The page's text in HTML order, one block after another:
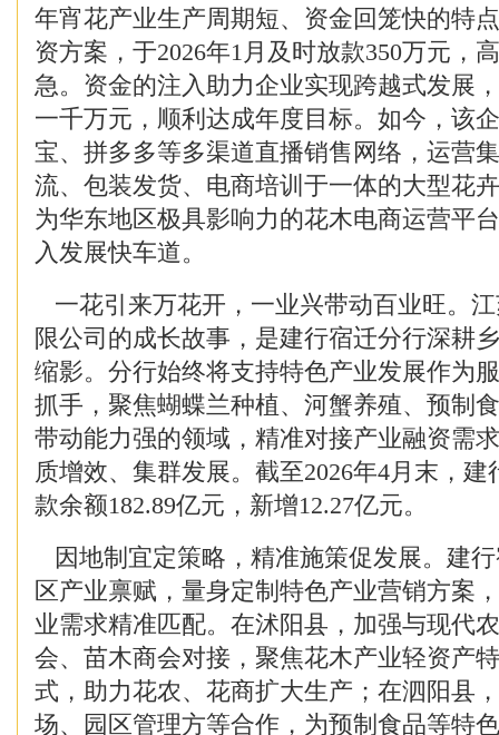
年宵花产业生产周期短、资金回笼快的特
资方案，于2026年1月及时放款350万元，
急。资金的注入助力企业实现跨越式发展
一千万元，顺利达成年度目标。如今，该
宝、拼多多等多渠道直播销售网络，运营
流、包装发货、电商培训于一体的大型花
为华东地区极具影响力的花木电商运营平
入发展快车道。
一花引来万花开，一业兴带动百业旺。
限公司的成长故事，是建行宿迁分行深耕
缩影。分行始终将支持特色产业发展作为
抓手，聚焦蝴蝶兰种植、河蟹养殖、预制
带动能力强的领域，精准对接产业融资需
质增效、集群发展。截至2026年4月末，
款余额182.89亿元，新增12.27亿元。
因地制宜定策略，精准施策促发展。建
区产业禀赋，量身定制特色产业营销方案
业需求精准匹配。在沭阳县，加强与现代
会、苗木商会对接，聚焦花木产业轻资产
式，助力花农、花商扩大生产；在泗阳县
场、园区管理方等合作，为预制食品等特